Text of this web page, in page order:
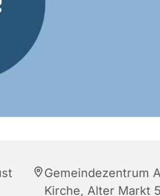
Gemeindezentrum
Kirche, Alter Markt